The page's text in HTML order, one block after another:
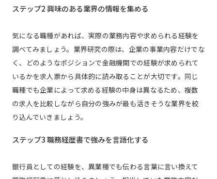
ステップ2 興味のある業界の情報を集める
気になる職種があれば、実際の業務内容や求められる経験を
調べてみましょう。業界研究の際は、企業の事業内容だけでな
く、どのようなポジションで金融機関での経験が求められて
いるかを求人票から具体的に読み取ることが大切です。同じ
職種でも企業によって求める経験の中身は異なるため、複数
の求人を比較しながら自分の強みが最も活きそうな業界を絞
り込んでいきましょう。
ステップ3 職務経歴書で強みを言語化する
銀行員としての経験を、異業種でも伝わる言葉に言い換えて